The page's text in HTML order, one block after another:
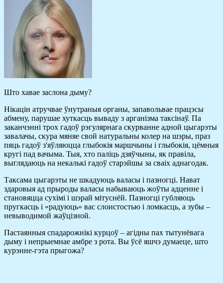
Што хавае заслона дыму?
Нікацін атручвае ўнутраныя органы, запавольвае працэсы
абмену, парушае хуткасць вываду з арганізма таксінаў. Па
заканчэнні трох гадоў рэгулярнага скурванне адной цыгарэты
завалачы, скура мяняе свой натуральны колер на шэры, праз
пяць гадоў з'яўляюцца глыбокія маршчыны і глыбокія, цёмныя
кругі пад вачыма. Тыя, хто паліць дзяўчыны, як правіла,
выглядаюць на некалькі гадоў старэйшы за сваіх аднагодак.
Таксама цыгарэты не шкадуюць валасы і пазногці. Нават
здаровыя ад прыроды валасы набываюць жоўты адценне і
становяцца сухімі і шэрай мітуснёй. Пазногці губляюць
пругкасць і «радуюць» вас слоистостью і ломкасць, а зубы –
невыводимой жаўцізной.
Пастаянныя спадарожнікі курцоў – агідны пах тытунёвага
дыму і непрыемнае амбре з рота. Вы ўсё яшчэ думаеце, што
курэнне-гэта прыгожа?